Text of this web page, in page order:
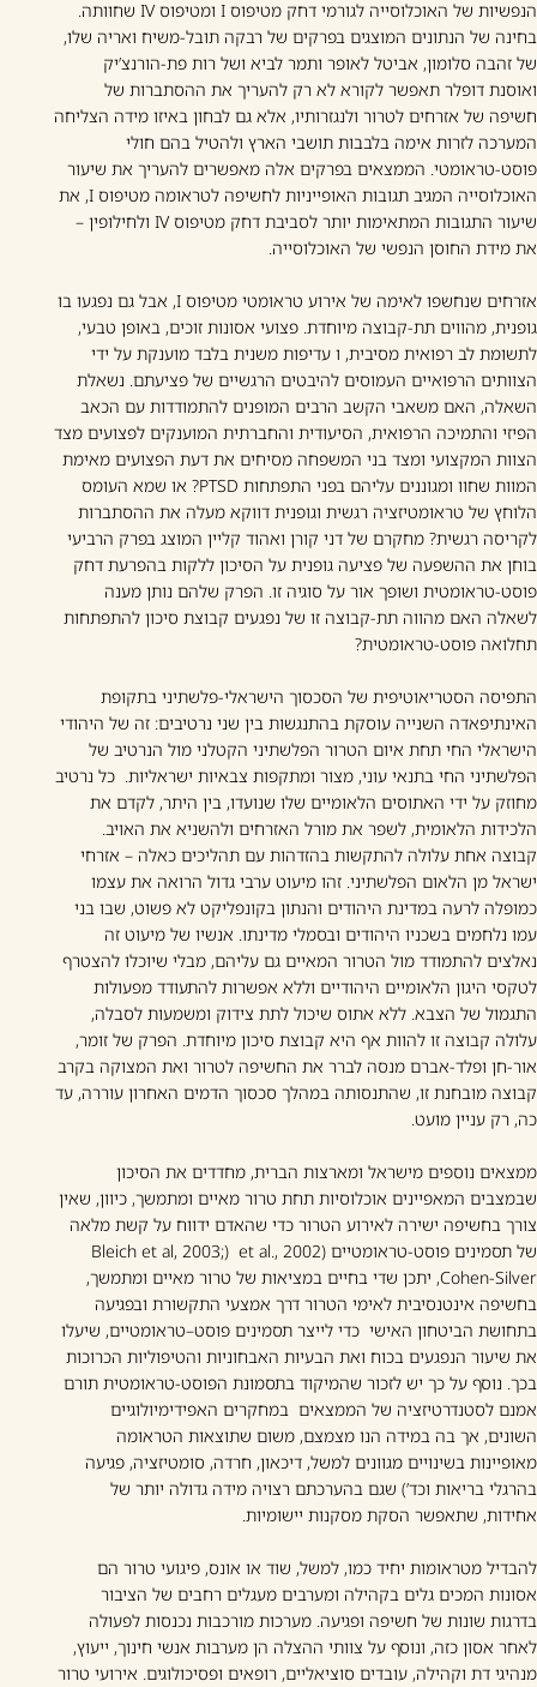
הנפשיות של האוכלוסייה לגורמי דחק מטיפוס I ומטיפוס IV שחוותה.
בחינה של הנתונים המוצגים בפרקים של רבקה תובל-משיח ואריה שלו,
של זהבה סלומון, אביטל לאופר ותמר לביא ושל רות פת-הורנצ’יק
ואוסנת דופלר תאפשר לקורא לא רק להעריך את ההסתברות של
חשיפה של אזרחים לטרור ולנגזרותיו, אלא גם לבחון באיזו מידה הצליחה
המערכה לזרות אימה בלבבות תושבי הארץ ולהטיל בהם חולי
פוסט-טראומטי. הממצאים בפרקים אלה מאפשרים להעריך את שיעור
האוכלוסייה המגיב תגובות האופייניות לחשיפה לטראומה מטיפוס I, את
שיעור התגובות המתאימות יותר לסביבת דחק מטיפוס IV ולחילופין –
את מידת החוסן הנפשי של האוכלוסייה.
אזרחים שנחשפו לאימה של אירוע טראומטי מטיפוס I, אבל גם נפגעו בו
גופנית, מהווים תת-קבוצה מיוחדת. פצועי אסונות זוכים, באופן טבעי,
לתשומת לב רפואית מסיבית, ו עדיפות משנית בלבד מוענקת על ידי
הצוותים הרפואיים העמוסים להיבטים הרגשיים של פציעתם. נשאלת
השאלה, האם משאבי הקשב הרבים המופנים להתמודדות עם הכאב
הפיזי והתמיכה הרפואית, הסיעודית והחברתית המוענקים לפצועים מצד
הצוות המקצועי ומצד בני המשפחה מסיחים את דעת הפצועים מאימת
המוות שחוו ומגוננים עליהם בפני התפתחות PTSD? או שמא העומס
הלוחץ של טראומטיזציה רגשית וגופנית דווקא מעלה את ההסתברות
לקריסה רגשית? מחקרם של דני קורן ואהוד קליין המוצג בפרק הרביעי
בוחן את ההשפעה של פציעה גופנית על הסיכון ללקות בהפרעת דחק
פוסט-טראומטית ושופך אור על סוגיה זו. הפרק שלהם נותן מענה
לשאלה האם מהווה תת-קבוצה זו של נפגעים קבוצת סיכון להתפתחות
תחלואה פוסט-טראומטית?
התפיסה הסטריאוטיפית של הסכסוך הישראלי-פלשתיני בתקופת
האינתיפאדה השנייה עוסקת בהתנגשות בין שני נרטיבים: זה של היהודי
הישראלי החי תחת איום הטרור הפלשתיני הקטלני מול הנרטיב של
הפלשתיני החי בתנאי עוני, מצור ומתקפות צבאיות ישראליות. כל נרטיב
מחוזק על ידי האתוסים הלאומיים שלו שנועדו, בין היתר, לקדם את
הלכידות הלאומית, לשפר את מורל האזרחים ולהשניא את האויב.
קבוצה אחת עלולה להתקשות בהזדהות עם תהליכים כאלה – אזרחי
ישראל מן הלאום הפלשתיני. זהו מיעוט ערבי גדול הרואה את עצמו
כמופלה לרעה במדינת היהודים והנתון בקונפליקט לא פשוט, שבו בני
עמו נלחמים בשכניו היהודים ובסמלי מדינתו. אנשיו של מיעוט זה
נאלצים להתמודד מול הטרור המאיים גם עליהם, מבלי שיוכלו להצטרף
לטקסי היגון הלאומיים היהודיים וללא אפשרות להתעודד מפעולות
התגמול של הצבא. ללא אתוס שיכול לתת צידוק ומשמעות לסבלה,
עלולה קבוצה זו להוות אף היא קבוצת סיכון מיוחדת. הפרק של זומר,
אור-חן ופלד-אברם מנסה לברר את החשיפה לטרור ואת המצוקה בקרב
קבוצה מובחנת זו, שהתנסותה במהלך סכסוך הדמים האחרון עוררה, עד
כה, רק עניין מועט.
ממצאים נוספים מישראל ומארצות הברית, מחדדים את הסיכון
שבמצבים המאפיינים אוכלוסיות תחת טרור מאיים ומתמשך, כיוון, שאין
צורך בחשיפה ישירה לאירוע הטרור כדי שהאדם ידווח על קשת מלאה
של תסמינים פוסט-טראומטיים (et al., 2002 (Bleich et al, 2003;
Cohen-Silver, יתכן שדי בחיים במציאות של טרור מאיים ומתמשך,
בחשיפה אינטנסיבית לאימי הטרור דרך אמצעי התקשורת ובפגיעה
בתחושת הביטחון האישי כדי לייצר תסמינים פוסט–טראומטיים, שיעלו
את שיעור הנפגעים בכוח ואת הבעיות האבחוניות והטיפוליות הכרוכות
בכך. נוסף על כך יש לזכור שהמיקוד בתסמונת הפוסט-טראומטית תורם
אמנם לסטנדרטיזציה של הממצאים במחקרים האפידימיולוגיים
השונים, אך בה במידה הנו מצמצם, משום שתוצאות הטראומה
מאופיינות בשינויים מגוונים למשל, דיכאון, חרדה, סומטיזציה, פגיעה
בהרגלי בריאות וכד’) שגם בהערכתם רצויה מידה גדולה יותר של
אחידות, שתאפשר הסקת מסקנות יישומיות.
להבדיל מטראומות יחיד כמו, למשל, שוד או אונס, פיגועי טרור הם
אסונות המכים גלים בקהילה ומערבים מעגלים רחבים של הציבור
בדרגות שונות של חשיפה ופגיעה. מערכות מורכבות נכנסות לפעולה
לאחר אסון כזה, ונוסף על צוותי ההצלה הן מערבות אנשי חינוך, ייעוץ,
מנהיגי דת וקהילה, עובדים סוציאליים, רופאים ופסיכולוגים. אירועי טרור